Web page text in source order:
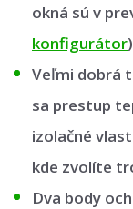
okná sú v
konfigurátor
Veľmi dobrá
sa prestup
izolačné
kde zvolíte
Dva body